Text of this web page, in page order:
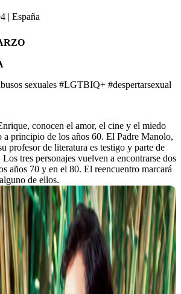
| España
sexuales #LGTBIQ+ #despertarsexual
conocen el amor, el cine y el miedo
a principio de los años 60. El Padre Manolo,
profesor de literatura es testigo y parte de
tres personajes vuelven a encontrarse dos
años 70 y en el 80. El reencuentro marcará
de ellos.